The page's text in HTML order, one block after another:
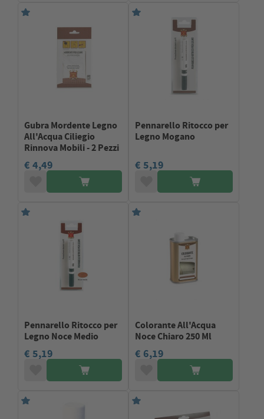
Gubra Mordente Legno
All'Acqua Ciliegio
Rinnova Mobili - 2 Pezzi
€ 4,49
Pennarello Ritocco per
Legno Mogano
€ 5,19
Pennarello Ritocco per
Legno Noce Medio
€ 5,19
Colorante All'Acqua
Noce Chiaro 250 Ml
€ 6,19